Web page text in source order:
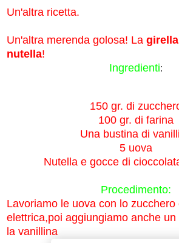
Un'altra ricetta.
Un'altra merenda golosa! La
nutella!
Ingredienti:
150 gr. di
100 gr. di farina
Una bustina di
5 uova
Nutella e gocce di
Procedimento:
Lavoriamo le uova con lo
elettrica,poi aggiungiamo anche
la vanillina